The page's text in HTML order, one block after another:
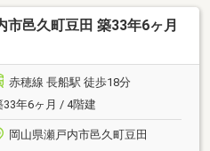
市邑久町豆田 築33年6ヶ月
赤穂線 長船駅 徒歩18分
33年6ヶ月 / 4階建
岡山県瀬戸内市邑久町豆田